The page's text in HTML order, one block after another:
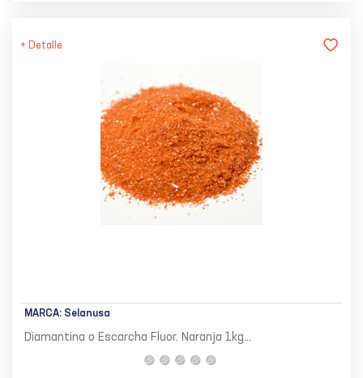
+ Detalle
MARCA: Selanusa
Diamantina o Escarcha Fluor. Naranja 1kg...